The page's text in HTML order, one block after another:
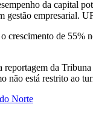
da capital
gestão empresarial.
crescimento de 55%
reportagem da
não está restrito ao
Norte